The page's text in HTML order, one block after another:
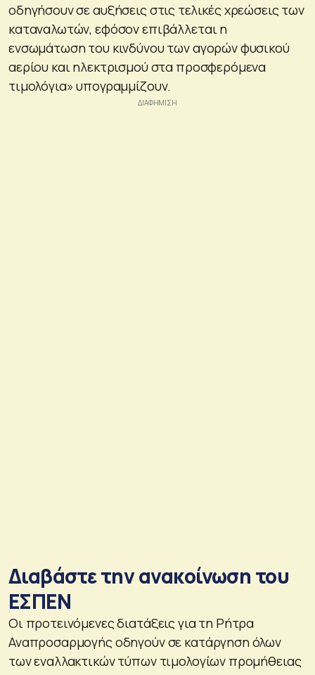
οδηγήσουν σε αυξήσεις στις τελικές χρεώσεις των
καταναλωτών, εφόσον επιβάλλεται η
ενσωμάτωση του κινδύνου των αγορών φυσικού
αερίου και ηλεκτρισμού στα προσφερόμενα
τιμολόγια» υπογραμμίζουν.
Διαβάστε την ανακοίνωση του
ΕΣΠΕΝ
Οι προτεινόμενες διατάξεις για τη Ρήτρα
Αναπροσαρμογής οδηγούν σε κατάργηση όλων
των εναλλακτικών τύπων τιμολογίων προμήθειας